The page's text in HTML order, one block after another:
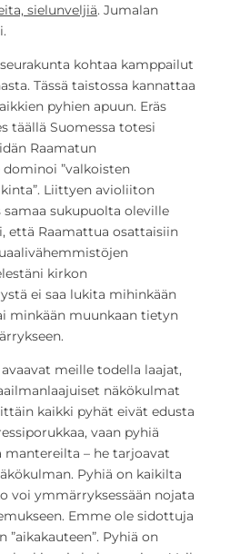
sielunveljiä. Jumalan
kohtaa kamppailut
Tässä taistossa kannattaa
pyhien apuun. Eräs
täällä Suomessa totesi
Raamatun
”valkoisten
Liittyen avioliiton
samaa sukupuolta oleville
että Raamattua osattaisiin
kirkon
ei saa lukita mihinkään
minkään muunkaan tietyn
meille todella laajat,
näkökulmat
kaikki pyhät eivät edusta
vaan pyhiä
– he tarjoavat
Pyhiä on kaikilta
voi ymmärryksessään nojata
Emme ole sidottuja
Pyhiä on